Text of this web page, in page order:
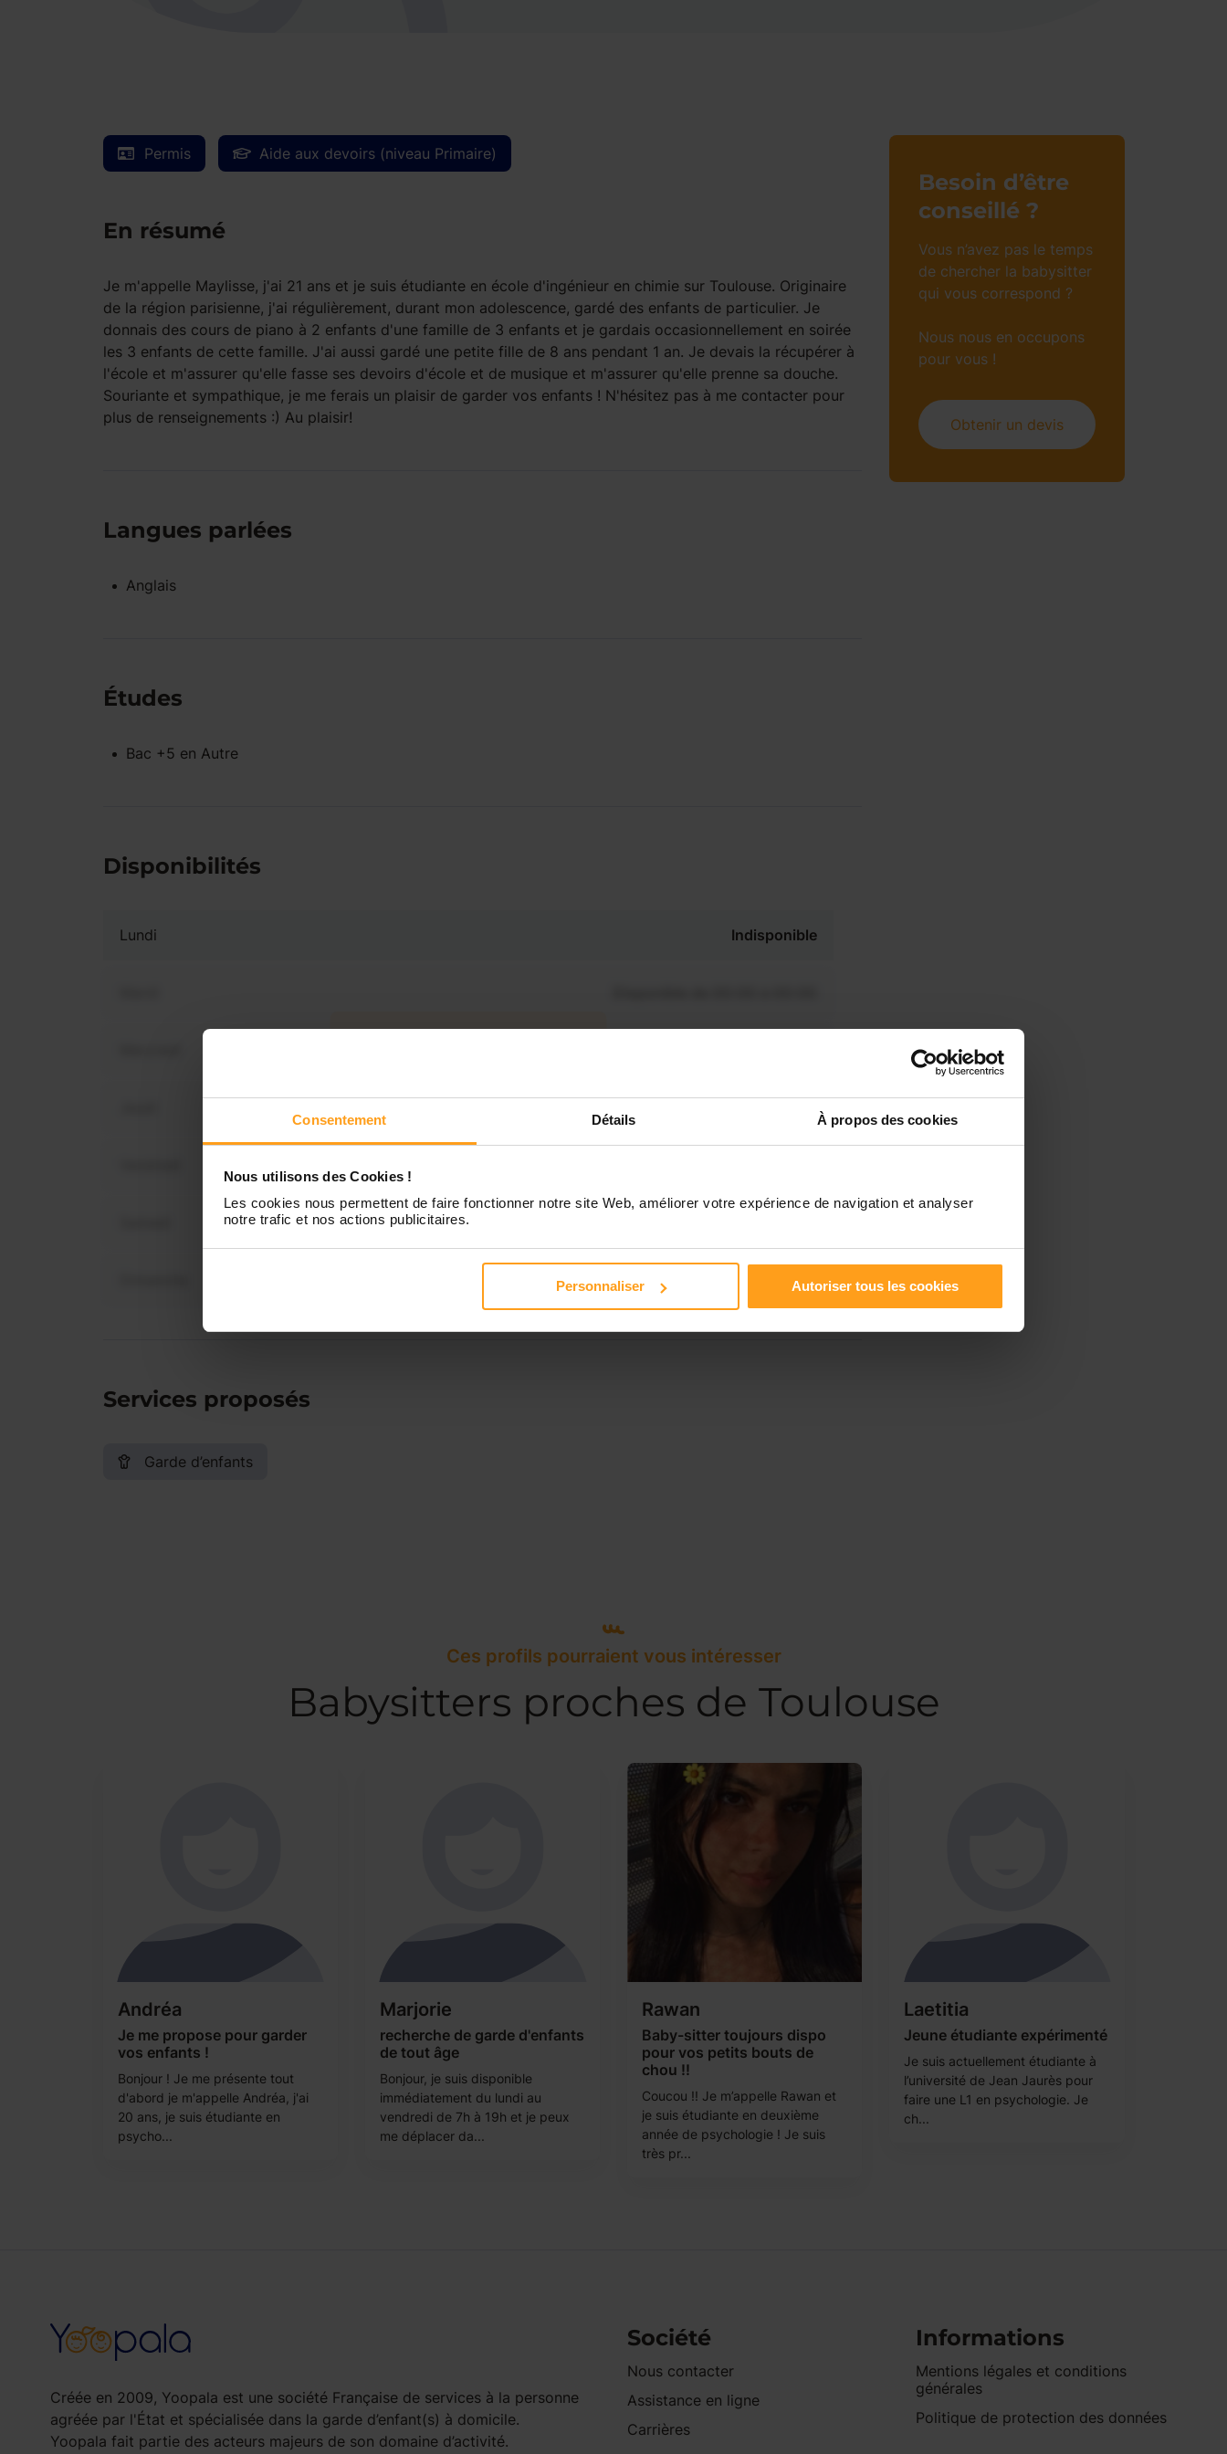
Consentement Détails À propos des cookies
Nous utilisons des Cookies !
Les cookies nous permettent de faire fonctionner notre site Web, améliorer votre expérience de navigation et analyser
notre trafic et nos actions publicitaires.
Personnaliser Autoriser tous les cookies
Permis Aide aux devoirs (niveau Primaire)
En résumé
Je m'appelle Maylisse, j'ai 21 ans et je suis étudiante en école d'ingénieur en chimie sur Toulouse. Originaire
de la région parisienne, j'ai régulièrement, durant mon adolescence, gardé des enfants de particulier. Je
donnais des cours de piano à 2 enfants d'une famille de 3 enfants et je gardais occasionnellement en soirée
les 3 enfants de cette famille. J'ai aussi gardé une petite fille de 8 ans pendant 1 an. Je devais la récupérer à
l'école et m'assurer qu'elle fasse ses devoirs d'école et de musique et m'assurer qu'elle prenne sa douche.
Souriante et sympathique, je me ferais un plaisir de garder vos enfants ! N'hésitez pas à me contacter pour
plus de renseignements :) Au plaisir!
Langues parlées
Anglais
Études
Bac +5 en Autre
Disponibilités
Lundi Indisponible
Disponible de 00:00 à 00:00
Yasmine ?
Contactez-nous
Services proposés
Garde d’enfants
Besoin d’être
conseillé ?
Vous n’avez pas le temps
de chercher la babysitter
qui vous correspond ?
Nous nous en occupons
pour vous !
Obtenir un devis
Ces profils pourraient vous intéresser
Babysitters proches de Toulouse
Andréa
Je me propose pour garder
vos enfants !
Bonjour ! Je me présente tout
d'abord je m'appelle Andréa, j'ai
20 ans, je suis étudiante en
psycho...
Marjorie
recherche de garde d'enfants
de tout âge
Bonjour, je suis disponible
immédiatement du lundi au
vendredi de 7h à 19h et je peux
me déplacer da...
Rawan
Baby-sitter toujours dispo
pour vos petits bouts de
chou !!
Coucou !! Je m’appelle Rawan et
je suis étudiante en deuxième
année de psychologie ! Je suis
très pr...
Laetitia
Jeune étudiante expérimenté
Je suis actuellement étudiante à
l’université de Jean Jaurès pour
faire une L1 en psychologie. Je
ch...
Créée en 2009, Yoopala est une société Française de services à la personne
agréée par l'État et spécialisée dans la garde d’enfant(s) à domicile.
Yoopala fait partie des acteurs majeurs de son domaine d’activité.
Société
Nous contacter
Assistance en ligne
Carrières
Informations
Mentions légales et conditions
générales
Politique de protection des données